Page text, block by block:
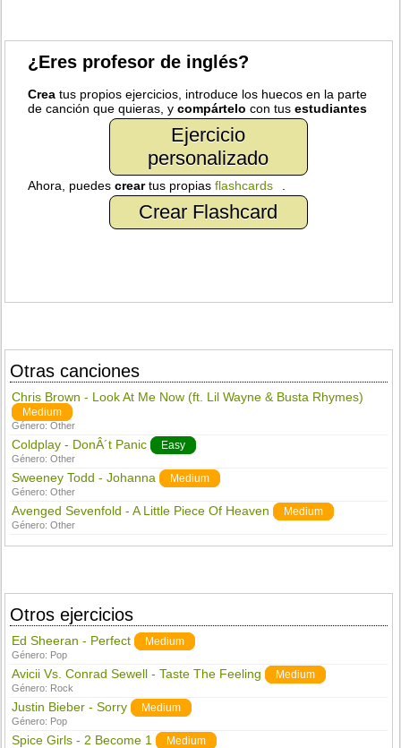
¿Eres profesor de inglés?
Crea tus propios ejercicios, introduce los huecos en la parte
de canción que quieras, ycompártelo con tusestudiantes
Ejercicio
personalizado
Ahora, puedescreartus propiasflashcards
Crear Flashcard
Otras canciones
Chris Brown - Look At Me Now (ft. Lil Wayne & Busta Rhymes)
Medium
Género:Other
Coldplay - DonÂ´t Panic Easy
Género:Other
Sweeney Todd - Johanna Medium
Género:Other
Avenged Sevenfold - A Little Piece Of Heaven Medium
Género:Other
Otros ejercicios
Ed Sheeran - Perfect Medium
Género: Pop
Avicii Vs. Conrad Sewell - Taste The Feeling Medium
Género: Rock
Justin Bieber - Sorry Medium
Género: Pop
Spice Girls - 2 Become 1 Medium